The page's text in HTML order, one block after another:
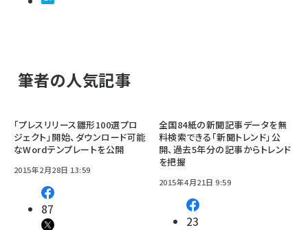
筆者の人気記事
「プレスリリース雛形100選プロ
ジェクト」開始、ダウンロード可能
なWordテンプレートを公開
2015年2月28日 13:59
87
全国84紙の新聞記事データを無
料検索できる「新聞トレンド」公
開、過去5年分の記事からトレンド
を把握
2015年4月21日 9:59
23